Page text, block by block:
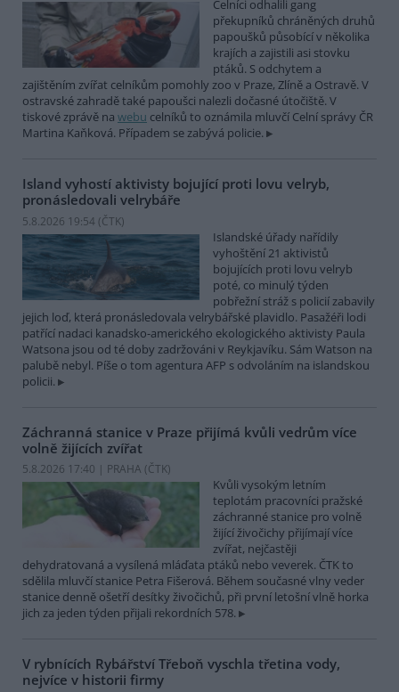
Celníci odhalili gang
překupníků chráněných druhů
papoušků působící v několika
krajích a zajistili asi stovku
ptáků. S odchytem a
zajištěním zvířat celníkům pomohly zoo v Praze, Zlíně a Ostravě. V
ostravské zahradě také papoušci nalezli dočasné útočiště. V
tiskové zprávě na webu celníků to oznámila mluvčí Celní správy ČR
Martina Kaňková. Případem se zabývá policie.
Island vyhostí aktivisty bojující proti lovu velryb,
pronásledovali velrybáře
5.8.2026 19:54 (ČTK)
Islandské úřady nařídily
vyhoštění 21 aktivistů
bojujících proti lovu velryb
poté, co minulý týden
pobřežní stráž s policií zabavily
jejich loď, která pronásledovala velrybářské plavidlo. Pasažéři lodi
patřící nadaci kanadsko-amerického ekologického aktivisty Paula
Watsona jsou od té doby zadržováni v Reykjavíku. Sám Watson na
palubě nebyl. Píše o tom agentura AFP s odvoláním na islandskou
policii.
Záchranná stanice v Praze přijímá kvůli vedrům více
volně žijících zvířat
5.8.2026 17:40 | PRAHA (ČTK)
Kvůli vysokým letním
teplotám pracovníci pražské
záchranné stanice pro volně
žijící živočichy přijímají více
zvířat, nejčastěji
dehydratovaná a vysílená mláďata ptáků nebo veverek. ČTK to
sdělila mluvčí stanice Petra Fišerová. Během současné vlny veder
stanice denně ošetří desítky živočichů, při první letošní vlně horka
jich za jeden týden přijali rekordních 578.
V rybnících Rybářství Třeboň vyschla třetina vody,
nejvíce v historii firmy